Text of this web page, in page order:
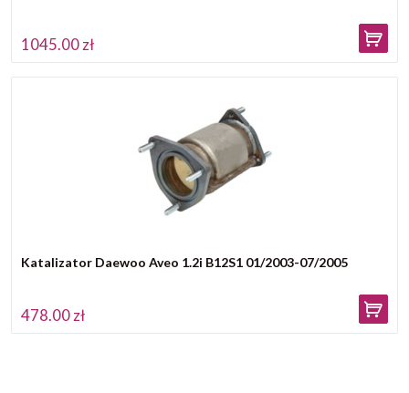
1045.00 zł
Katalizator Daewoo Aveo 1.2i B12S1 01/2003-07/2005
478.00 zł